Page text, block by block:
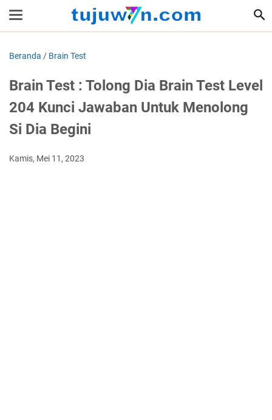
Beranda / Brain Test
Brain Test : Tolong Dia Brain Test Level
204 Kunci Jawaban Untuk Menolong
Si Dia Begini
Kamis, Mei 11, 2023